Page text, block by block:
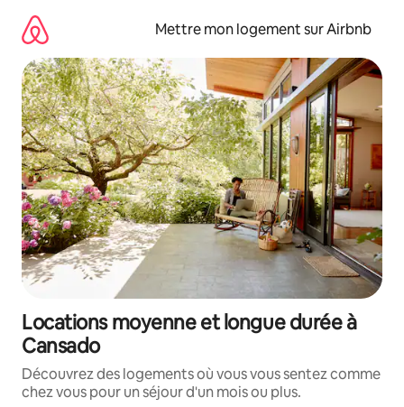
directement
contenu
Mettre mon logement sur Airbnb
Locations moyenne et longue durée à
Cansado
Découvrez des logements où vous vous sentez comme
chez vous pour un séjour d'un mois ou plus.